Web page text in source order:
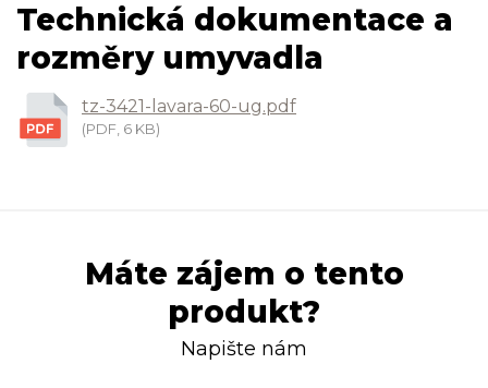
Technická dokumentace a
rozměry umyvadla
tz-3421-lavara-60-ug.pdf
(PDF, 6 KB)
Máte zájem o tento
produkt?
Napište nám